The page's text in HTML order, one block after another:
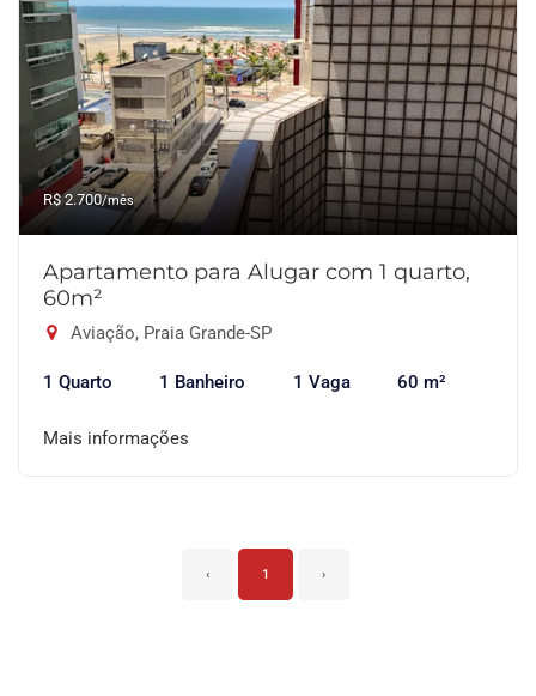
R$ 2.700/mês
Apartamento para Alugar com 1 quarto,
60m²
Aviação, Praia Grande-SP
1 Quarto 1 Banheiro 1 Vaga 60 m²
Mais informações
‹ 1 ›